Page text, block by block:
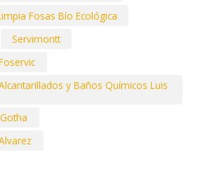
Fosas Bío Ecológica
Servimontt
y Baños Químicos Luis